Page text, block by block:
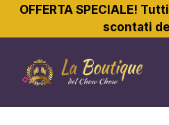
OFFERTA SPECIALE!
scontati
contenuto